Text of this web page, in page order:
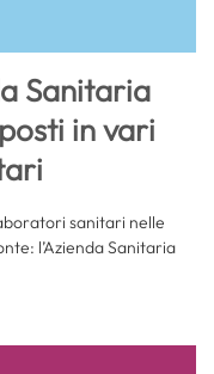
Sanitaria
in vari
sanitari nelle
l’Azienda Sanitaria